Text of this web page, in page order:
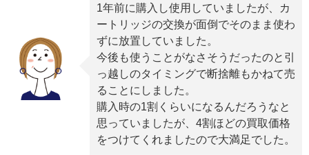
1年前に購入し使用していましたが、カ
ートリッジの交換が面倒でそのまま使わ
ずに放置していました。
今後も使うことがなさそうだったのと引
っ越しのタイミングで断捨離もかねて売
ることにしました。
購入時の1割くらいになるんだろうなと
思っていましたが、4割ほどの買取価格
をつけてくれましたので大満足でした。